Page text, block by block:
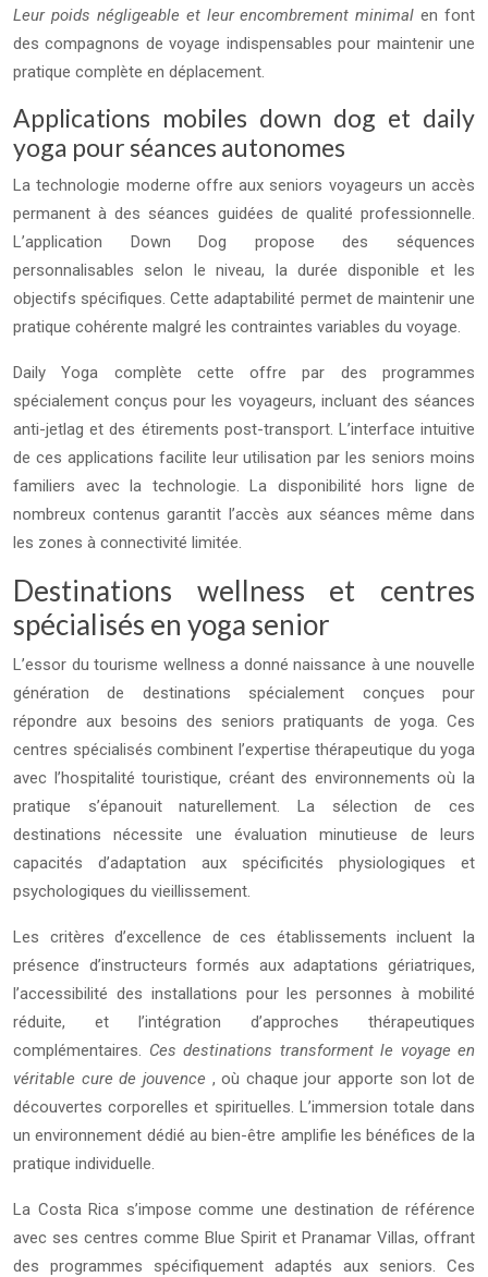
Leur poids négligeable et leur encombrement minimalen font
des compagnons de voyage indispensables pour maintenir une
pratique complète en déplacement.
Applications mobiles down dog et daily
yoga pour séances autonomes
La technologie moderne offre aux seniors voyageurs un accès
permanent à des séances guidées de qualité professionnelle.
L’application Down Dog propose des séquences
personnalisables selon le niveau, la durée disponible et les
objectifs spécifiques. Cette adaptabilité permet de maintenir une
pratique cohérente malgré les contraintes variables du voyage.
Daily Yoga complète cette offre par des programmes
spécialement conçus pour les voyageurs, incluant des séances
anti-jetlag et des étirements post-transport. L’interface intuitive
de ces applications facilite leur utilisation par les seniors moins
familiers avec la technologie. La disponibilité hors ligne de
nombreux contenus garantit l’accès aux séances même dans
les zones à connectivité limitée.
Destinations wellness et centres
spécialisés en yoga senior
L’essor du tourisme wellness a donné naissance à une nouvelle
génération de destinations spécialement conçues pour
répondre aux besoins des seniors pratiquants de yoga. Ces
centres spécialisés combinent l’expertise thérapeutique du yoga
avec l’hospitalité touristique, créant des environnements où la
pratique s’épanouit naturellement. La sélection de ces
destinations nécessite une évaluation minutieuse de leurs
capacités d’adaptation aux spécificités physiologiques et
psychologiques du vieillissement.
Les critères d’excellence de ces établissements incluent la
présence d’instructeurs formés aux adaptations gériatriques,
l’accessibilité des installations pour les personnes à mobilité
réduite, et l’intégration d’approches thérapeutiques
complémentaires. Ces destinations transforment le voyage en
véritable cure de jouvence , où chaque jour apporte son lot de
découvertes corporelles et spirituelles. L’immersion totale dans
un environnement dédié au bien-être amplifie les bénéfices de la
pratique individuelle.
La Costa Rica s’impose comme une destination de référence
avec ses centres comme Blue Spirit et Pranamar Villas, offrant
des programmes spécifiquement adaptés aux seniors. Ces